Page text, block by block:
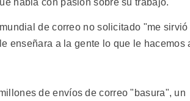
de correo no solicitado "me sirvió
enseñara a la gente lo que le hacemos
de envíos de correo "basura", un